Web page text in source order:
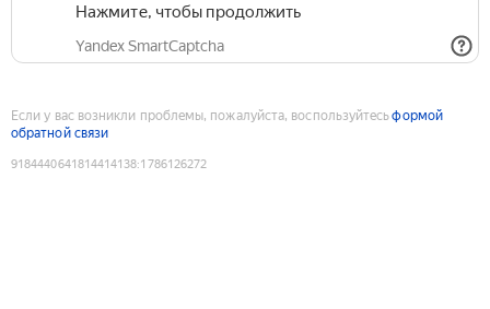
Нажмите, чтобы продолжить
Yandex SmartCaptcha
Если у вас возникли проблемы, пожалуйста, воспользуйтесьформой
обратной связи
9184440641814414138:1786126272